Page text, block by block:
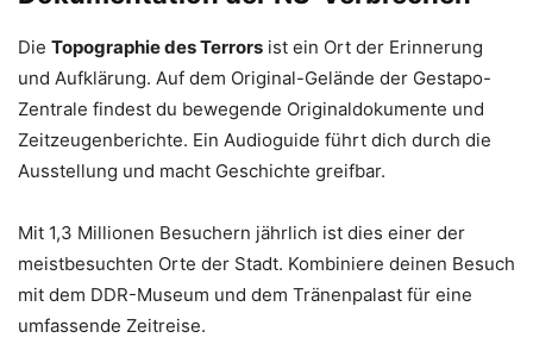
Die Topographie des Terrors ist ein Ort der Erinnerung
und Aufklärung. Auf dem Original-Gelände der Gestapo-
Zentrale findest du bewegende Originaldokumente und
Zeitzeugenberichte. Ein Audioguide führt dich durch die
Ausstellung und macht Geschichte greifbar.
Mit 1,3 Millionen Besuchern jährlich ist dies einer der
meistbesuchten Orte der Stadt. Kombiniere deinen Besuch
mit dem DDR-Museum und dem Tränenpalast für eine
umfassende Zeitreise.